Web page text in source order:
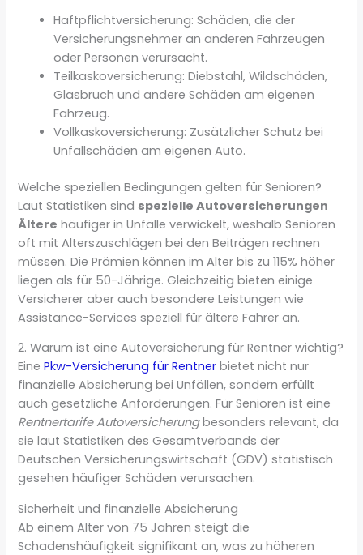
Haftpflichtversicherung: Schäden, die der
Versicherungsnehmer an anderen Fahrzeugen
oder Personen verursacht.
Teilkaskoversicherung: Diebstahl, Wildschäden,
Glasbruch und andere Schäden am eigenen
Fahrzeug.
Vollkaskoversicherung: Zusätzlicher Schutz bei
Unfallschäden am eigenen Auto.
Welche speziellen Bedingungen gelten für Senioren?
Laut Statistiken sind spezielle Autoversicherungen
Ältere häufiger in Unfälle verwickelt, weshalb Senioren
oft mit Alterszuschlägen bei den Beiträgen rechnen
müssen. Die Prämien können im Alter bis zu 115% höher
liegen als für 50-Jährige. Gleichzeitig bieten einige
Versicherer aber auch besondere Leistungen wie
Assistance-Services speziell für ältere Fahrer an.
2. Warum ist eine Autoversicherung für Rentner wichtig?
EinePkw-Versicherung für Rentner bietet nicht nur
finanzielle Absicherung bei Unfällen, sondern erfüllt
auch gesetzliche Anforderungen. Für Senioren ist eine
Rentnertarife Autoversicherungbesonders relevant, da
sie laut Statistiken des Gesamtverbands der
Deutschen Versicherungswirtschaft (GDV) statistisch
gesehen häufiger Schäden verursachen.
Sicherheit und finanzielle Absicherung
Ab einem Alter von 75 Jahren steigt die
Schadenshäufigkeit signifikant an, was zu höheren